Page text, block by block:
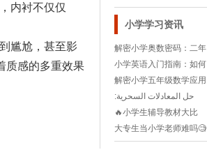
内衬不仅仅
尴尬，甚至影
质感的多重效果
码：视频讲解秘籍📚
小学学习资讯
解密小学奥数密码：二年
级的孩子如何打开智慧之
门🎯
小学英语入门指南：如何
轻松发音，开启英语学习
解密小学五年级数学应用
题的神奇密码🔑:
حل المعادلات السحرية:
تمرین قوامك في ا
🔥小学生辅导教材大比
拼！谁才是学习路上的最
佳拍档？📚
大专生当小学老师难吗🧐
教育门槛真的高不可攀